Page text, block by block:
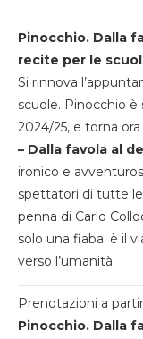
Pinocchio. Dalla
recite per le
Si rinnova
scuole. Pinocchio
2024/25, e torna
– Dalla favola al
ironico e
spettatori di tutte le
penna di Carlo
solo una fiaba: è il
verso l’umanità.
Prenotazioni a
Pinocchio. Dalla